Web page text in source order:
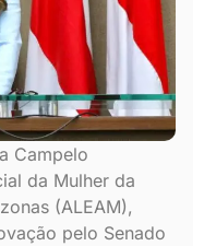
Campelo
da Mulher da
(ALEAM),
pelo Senado